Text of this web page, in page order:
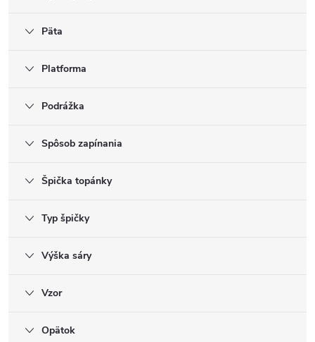
Päta
Platforma
Podrážka
Spôsob zapínania
Špička topánky
Typ špičky
Výška sáry
Vzor
Opätok